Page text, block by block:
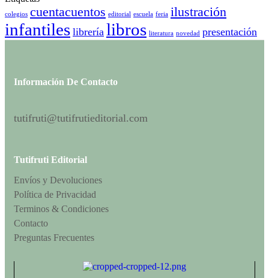
colegios cuentacuentos editorial escuela feria ilustración
infantiles librería libros literatura novedad presentación
Información De Contacto
tutifruti@tutifrutieditorial.com
Tutifruti Editorial
Envíos y Devoluciones
Política de Privacidad
Terminos & Condiciones
Contacto
Preguntas Frecuentes